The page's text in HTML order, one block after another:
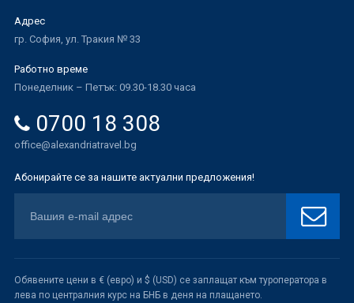
Адрес
гр. София, ул. Тракия № 33
Работно време
Понеделник – Петък: 09.30-18.30 часа
0700 18 308
office@alexandriatravel.bg
Абонирайте се за нашите актуални предложения!
Обявените цени в € (евро) и $ (USD) се заплащат към туроператора в
лева по централния курс на БНБ в деня на плащането.